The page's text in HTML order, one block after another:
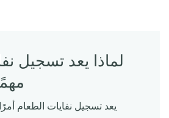
لماذا يعد تسجيل
يعد تسجيل نفايات الطعام